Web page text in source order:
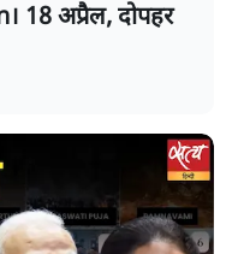
18 अप्रैल, दोपहर